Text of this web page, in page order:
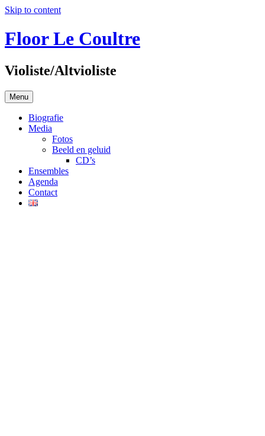
Skip to content
Floor Le Coultre
Violiste/Altvioliste
Menu
Biografie
Media
Fotos
Beeld en geluid
CD’s
Ensembles
Agenda
Contact